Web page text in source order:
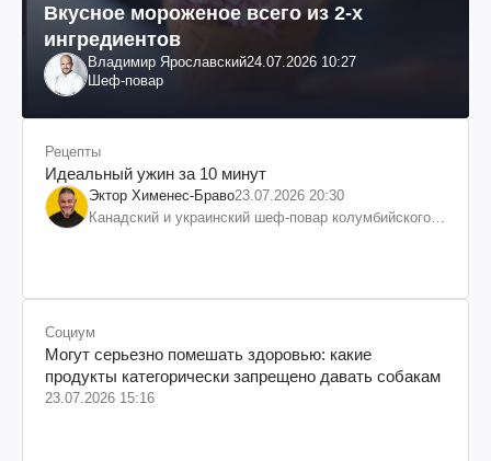
Вкусное мороженое всего из 2-х
ингредиентов
Владимир Ярославский24.07.2026 10:27
Шеф-повар
Рецепты
Идеальный ужин за 10 минут
Эктор Хименес-Браво23.07.2026 20:30
Канадский и украинский шеф-повар колумбийского
Социум
Могут серьезно помешать здоровью: какие
продукты категорически запрещено давать собакам
23.07.2026 15:16